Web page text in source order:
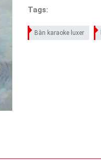
Tags:
Bàn karaoke luxer